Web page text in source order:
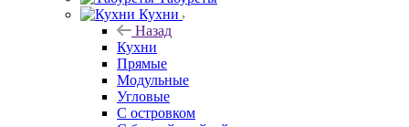
Кухни
Назад
Кухни
Прямые
Модульные
Угловые
С островком